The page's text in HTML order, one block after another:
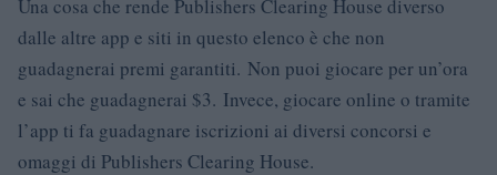
Una cosa che rende Publishers Clearing House diverso
dalle altre app e siti in questo elenco è che non
guadagnerai premi garantiti. Non puoi giocare per un’ora
e sai che guadagnerai $3. Invece, giocare online o tramite
l’app ti fa guadagnare iscrizioni ai diversi concorsi e
omaggi di Publishers Clearing House.